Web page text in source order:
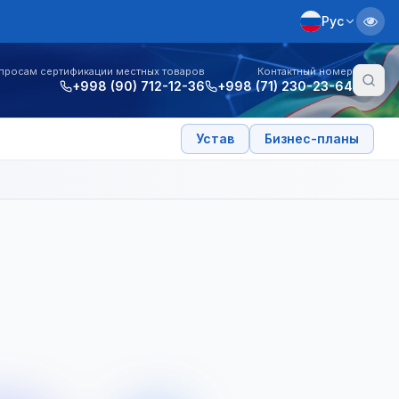
Рус
сертификации местных товаров
+998 (90) 712-12-36
Контактный номер
+998 (71) 230-23-64
Устав Бизнес-планы